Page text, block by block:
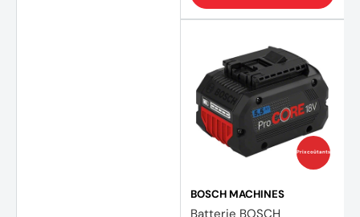
Prix coûtants
BOSCH MACHINES
Batterie BOSCH